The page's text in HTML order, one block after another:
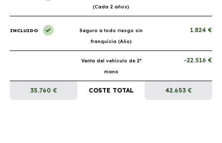
(Cada 2 años)
INCLUIDO
Seguro a todo riesgo sin
franquicia (Año)
1.824 €
Venta del vehículo de 2ª
mano
-22.516 €
35.760 € COSTE TOTAL 42.653 €